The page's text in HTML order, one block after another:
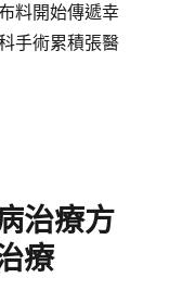
料開始傳遞幸
手術累積張醫
治療方
療